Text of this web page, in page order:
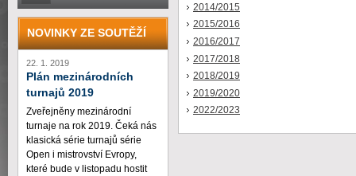
2014/2015
2015/2016
2016/2017
2017/2018
2018/2019
2019/2020
2022/2023
NOVINKY ZE SOUTĚŽÍ
22. 1. 2019
Plán mezinárodních
turnajů 2019
Zveřejněny mezinárodní
turnaje na rok 2019. Čeká nás
klasická série turnajů série
Open i mistrovství Evropy,
které bude v listopadu hostit